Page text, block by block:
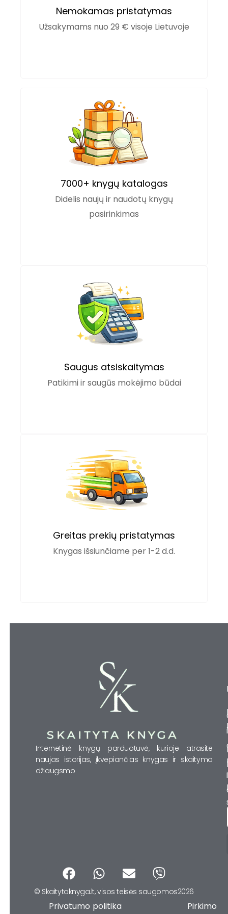
Nemokamas pristatymas
Užsakymams nuo 29 € visoje Lietuvoje
7000+ knygų katalogas
Didelis naujų ir naudotų knygų
pasirinkimas
Saugus atsiskaitymas
Patikimi ir saugūs mokėjimo būdai
Greitas prekių pristatymas
Knygas išsiunčiame per 1-2 d.d.
Internetinė knygų parduotuvė, kurioje atrasite
naujas istorijas, įkvepiančias knygas ir skaitymo
džiaugsmo
F
a
c
e
W
h
a
t
E
n
v
V
b
© Skaitytaknyga.lt, visos teisės saugomos2026
Privatumo politika Pirkimo